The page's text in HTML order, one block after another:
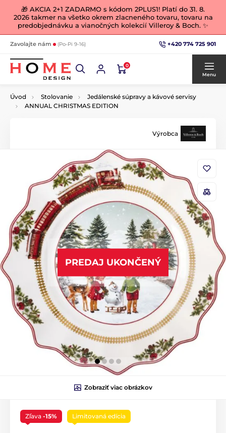
🎁 AKCIA 2+1 ZADARMO s kódom 2PLUS1! Platí do 31. 8.
2026 takmer na všetko okrem zlacneného tovaru, tovaru na
predobjednávku a vianočných kolekcií Villeroy & Boch. ✨
Zavolajte nám (Po-Pi 9-16) +420 774 725 901
0
Menu
Úvod Stolovanie
Jedálenské súpravy a kávové servisy
ANNUAL CHRISTMAS EDITION
Výrobca
PREDAJ UKONČENÝ
Zobraziť viac obrázkov
Zľava -15% Limitovaná edícia